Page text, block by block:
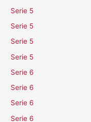
Serie 5
Serie 5
Serie 5
Serie 5
Serie 6
Serie 6
Serie 6
Serie 6